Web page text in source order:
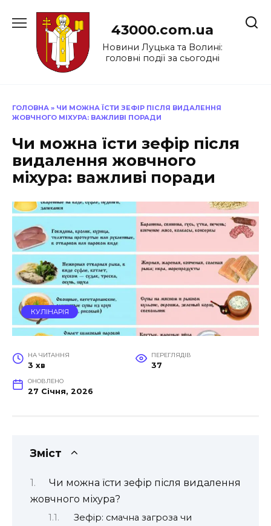
до
43000.com.ua
Новини Луцька та Волині:
головні події за сьогодні
ГОЛОВНА » ЧИ МОЖНА ЇСТИ ЗЕФІР ПІСЛЯ ВИДАЛЕННЯ
ЖОВЧНОГО МІХУРА: ВАЖЛИВІ ПОРАДИ
Чи можна їсти зефір після
видалення жовчного
міхура: важливі поради
КУЛІНАРІЯ
НА ЧИТАННЯ
3 хв
ПЕРЕГЛЯДІВ
37
ОНОВЛЕНО
27 Січня, 2026
Зміст
Чи можна їсти зефір після видалення
жовчного міхура?
Зефір: смачна загроза чи